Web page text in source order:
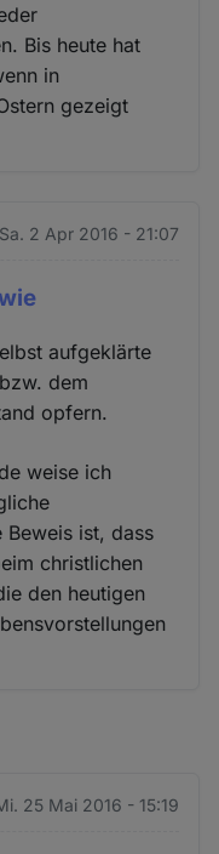
Bis heute hat
in
gezeigt
Sa. 2 Apr 2016 - 21:07
aufgeklärte
dem
opfern.
weise ich
Beweis ist, dass
christlichen
den heutigen
25 Mai 2016 - 15:19